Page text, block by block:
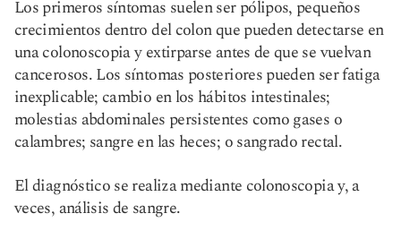
Los primeros síntomas suelen ser pólipos, pequeños
crecimientos dentro del colon que pueden detectarse en
una colonoscopia y extirparse antes de que se vuelvan
cancerosos. Los síntomas posteriores pueden ser fatiga
inexplicable; cambio en los hábitos intestinales;
molestias abdominales persistentes como gases o
calambres; sangre en las heces; o sangrado rectal.
El diagnóstico se realiza mediante colonoscopia y, a
veces, análisis de sangre.